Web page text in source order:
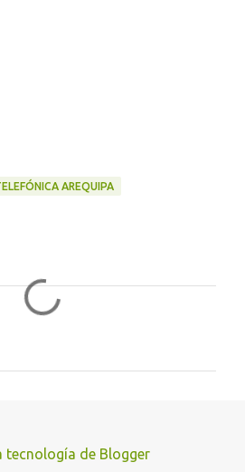
AREQUIPA
tecnología de Blogger